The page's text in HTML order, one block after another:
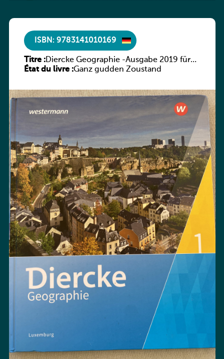
ISBN: 9783141010169
Titre :Diercke Geographie -Ausgabe 2019 für
Luxemburg Schülerband 1
État du livre :Ganz gudden Zoustand